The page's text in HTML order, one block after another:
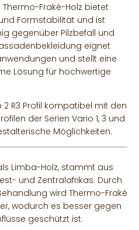
Fraké-Holz bietet
Formstabilität und ist
gegenüber Pilzbefall und
eignet
und stellt eine
Lösung für hochwertige
R3 Profil kompatibel mit den
der Serien Vario 1, 3 und
Möglichkeiten.
Limba-Holz, stammt aus
und Zentralafrikas. Durch
wird Thermo-Fraké
wodurch es besser gegen
geschützt ist.